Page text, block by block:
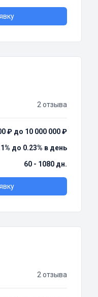
2 отзыва
₽ до 10 000 000 ₽
до 0.23% в день
60 - 1080 дн.
2 отзыва